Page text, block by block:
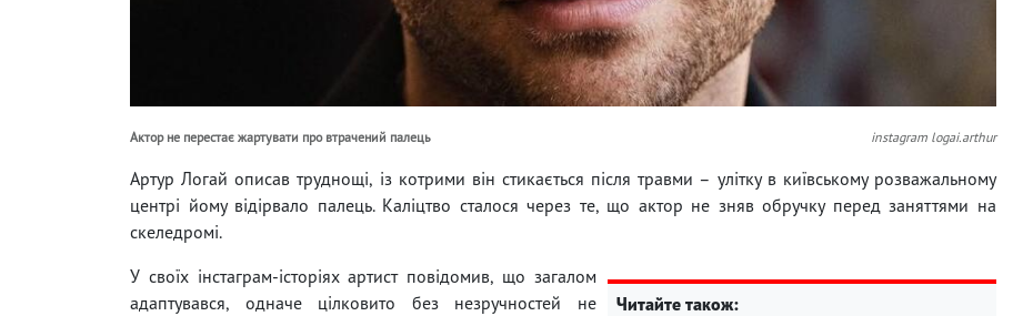
Актор не перестає жартувати про втрачений палець instagram logai.arthur
Артур Логай описав труднощі, із котрими він стикається після травми – улітку в київському розважальному
центрі йому відірвало палець. Каліцтво сталося через те, що актор не зняв обручку перед заняттями на
скеледромі.
Читайте також:
У своїх інстаграм-історіях артист повідомив, що загалом
адаптувався, одначе цілковито без незручностей не